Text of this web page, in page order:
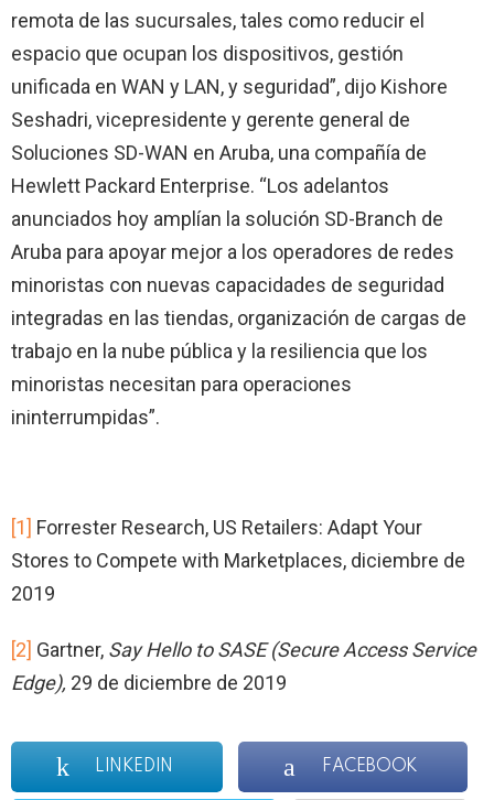
remota de las sucursales, tales como reducir el
espacio que ocupan los dispositivos, gestión
unificada en WAN y LAN, y seguridad”, dijo Kishore
Seshadri, vicepresidente y gerente general de
Soluciones SD-WAN en Aruba, una compañía de
Hewlett Packard Enterprise. “Los adelantos
anunciados hoy amplían la solución SD-Branch de
Aruba para apoyar mejor a los operadores de redes
minoristas con nuevas capacidades de seguridad
integradas en las tiendas, organización de cargas de
trabajo en la nube pública y la resiliencia que los
minoristas necesitan para operaciones
ininterrumpidas”.
[1] Forrester Research, US Retailers: Adapt Your
Stores to Compete with Marketplaces, diciembre de
2019
[2] Gartner, Say Hello to SASE (Secure Access Service
Edge), 29 de diciembre de 2019
LINKEDIN FACEBOOK